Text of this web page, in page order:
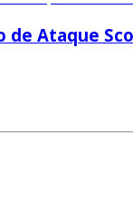
de Ataque